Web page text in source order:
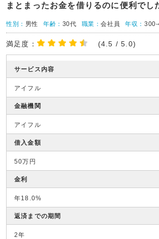
まとまったお金を借りるのに便利でし
性別： 男性 年齢： 30代 職業：会社員 年収：300-
満足度： (4.5 / 5.0)
サービス内容
アイフル
金融機関
アイフル
借入金額
50万円
金利
年18.0%
返済までの期間
2年